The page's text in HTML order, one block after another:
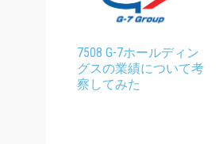
7508 G-7ホールディン
グスの業績について考
察してみた